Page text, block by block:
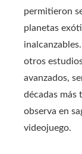
permitieron
planetas
otros
avanzados,
décadas más
observa en
videojuego.